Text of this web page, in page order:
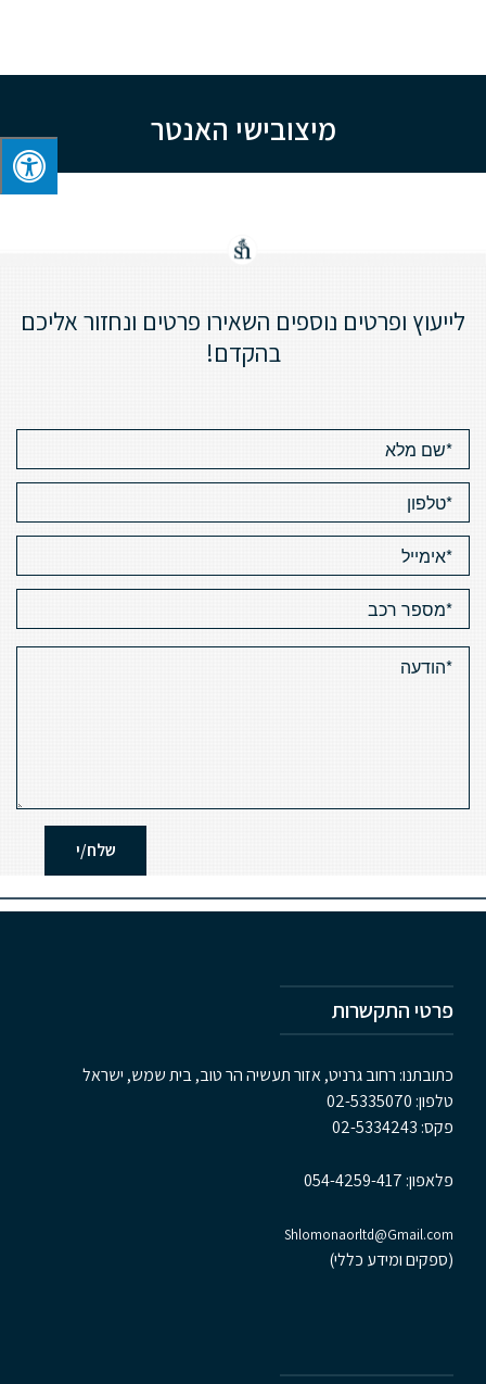
מיצובישי האנטר
לייעוץ ופרטים נוספים השאירו פרטים ונחזור אליכם
בהקדם!
פרטי התקשרות
כתובתנו: רחוב גרניט, אזור תעשיה הר טוב, בית שמש, ישראל
טלפון: 02-5335070
פקס: 02-5334243
פלאפון: 054-4259-417
Shlomonaorltd@Gmail.com
(ספקים ומידע כללי)